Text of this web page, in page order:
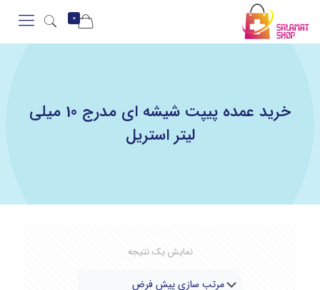
0
خرید عمده پیپت شیشه ای مدرج 10 میلی
لیتر استریل
نمایش یک نتیجه